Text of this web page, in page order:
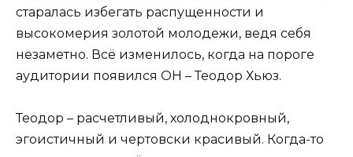
старалась избегать распущенности и
высокомерия золотой молодежи, ведя себя
незаметно. Всё изменилось, когда на пороге
аудитории появился ОН – Теодор Хьюз.
Теодор – расчетливый, холоднокровный,
эгоистичный и чертовски красивый. Когда-то